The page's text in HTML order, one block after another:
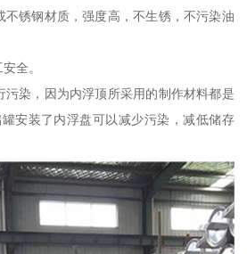
不锈钢材质，强度高，不生锈，不污染油
全。
污染，因为内浮顶所采用的制作材料都是
安装了内浮盘可以减少污染，减低储存